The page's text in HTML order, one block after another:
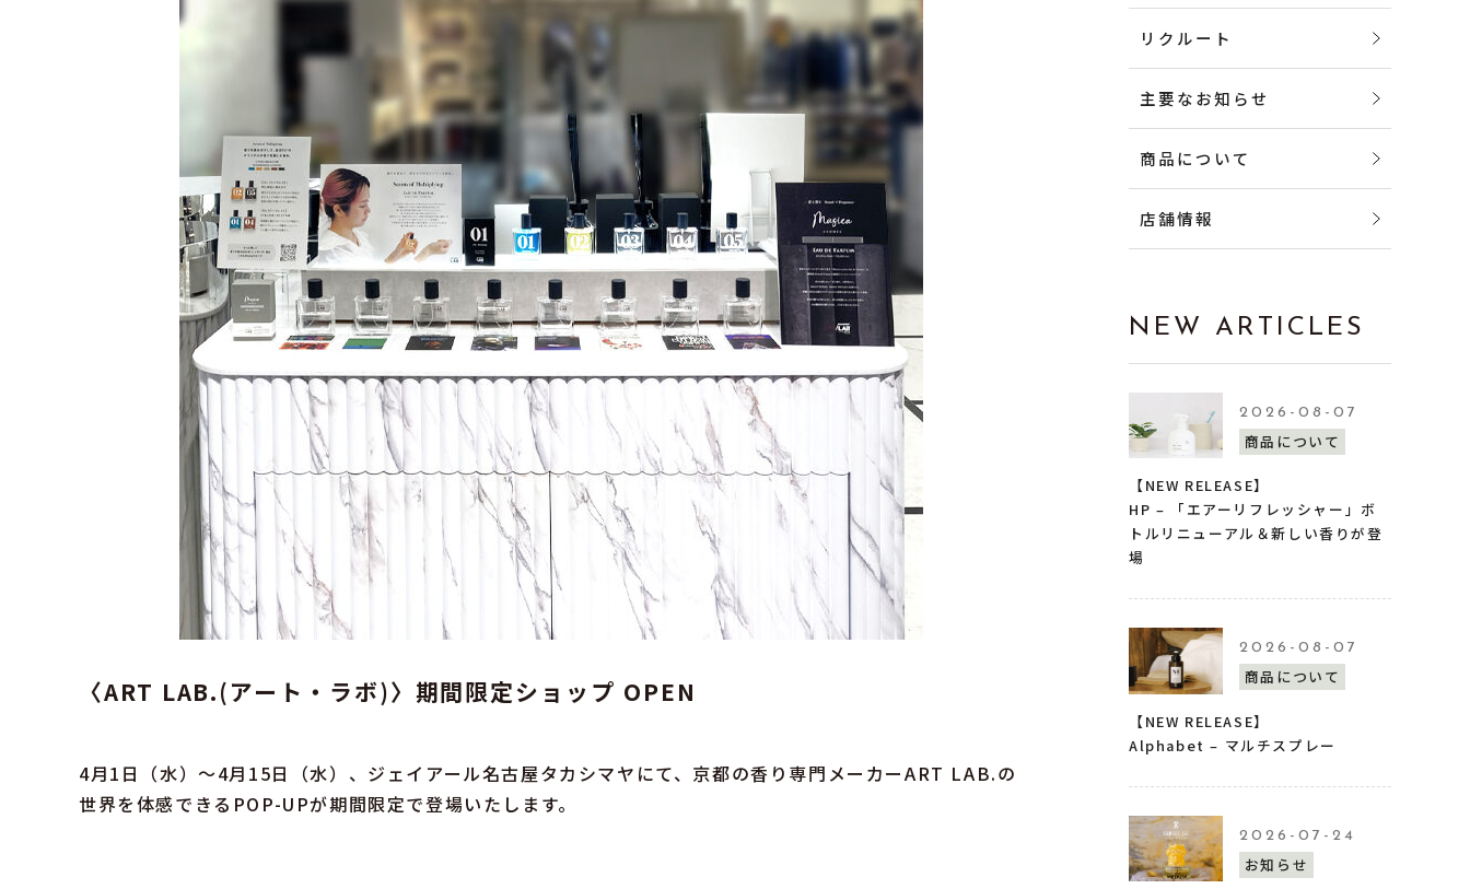
〈ART LAB.(アート・ラボ)〉期間限定ショップ OPEN
4月1日（水）〜4月15日（水）、ジェイアール名古屋タカシマヤにて、京都の香り専門メーカーART LAB.の
世界を体感できるPOP-UPが期間限定で登場いたします。
リクルート
主要なお知らせ
商品について
店舗情報
NEW ARTICLES
2026-08-07
商品について
【NEW RELEASE】
HP – 「エアーリフレッシャー」ボ
トルリニューアル＆新しい香りが登
場
2026-08-07
商品について
【NEW RELEASE】
Alphabet – マルチスプレー
2026-07-24
お知らせ